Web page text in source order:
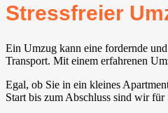
Stressfreier
Ein Umzug kann eine fordernde
Transport. Mit einem erfahrenen
Egal, ob Sie in ein kleines
Start bis zum Abschluss sind wir